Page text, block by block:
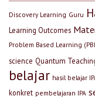
Discovery Learning Guru
Learning Outcomes
Problem Based Learning
science Quantum
belajar hasil belajar
konkret pembelajaran IPA